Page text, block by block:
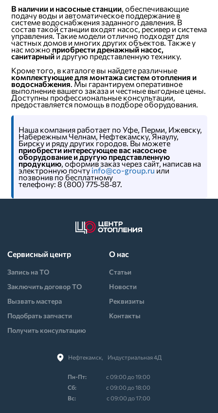
В наличии и насосные станции, обеспечивающие
подачу воды и автоматическое поддержание в
системе водоснабжения заданного давления. В
состав такой станции входят насос, ресивер и система
управления. Такие модели отлично подходят для
частных домов и многих других объектов. Также у
нас можно приобрести дренажный насос,
санитарныйи другую представленную технику.
Кроме того, в каталоге вы найдете различные
комплектующие для монтажа систем отопления и
водоснабжения. Мы гарантируем оперативное
выполнение вашего заказа и честные выгодные цены.
Доступны профессиональные консультации,
предоставляется помощь в подборе оборудования.
Наша компания работает по Уфе, Перми, Ижевску,
Набережным Челнам, Нефтекамску, Янаулу,
Бирску и ряду других городов. Вы можете
приобрести интересующее вас насосное
оборудование и другую представленную
продукцию, оформив заказ через сайт, написав на
электронную почту info@co-group.ru или
позвонив по бесплатному
телефону: 8 (800) 775‑58‑87.
Нефтекамск,⠀Индустриальная 4Д
Пн-Пт:
с 09:00 до 19:00
Cб:
с 09:00 до 18:00
Вс:
с 09:00 до 17:00
Сервисный центр
Запись на ТО
Заключить договор ТО
Вызвать мастера
Подобрать запчасти
Получить консультацию
О нас
Статьи
Новости
Реквизиты
Контакты